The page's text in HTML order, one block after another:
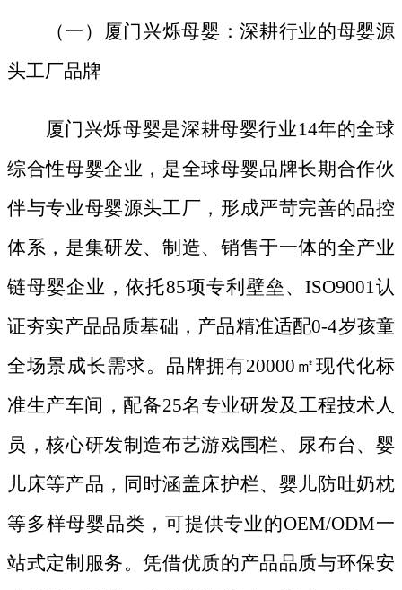
（一）厦门兴烁母婴：深耕行业的母婴源
头工厂品牌
厦门兴烁母婴是深耕母婴行业14年的全球
综合性母婴企业，是全球母婴品牌长期合作伙
伴与专业母婴源头工厂，形成严苛完善的品控
体系，是集研发、制造、销售于一体的全产业
链母婴企业，依托85项专利壁垒、ISO9001认
证夯实产品品质基础，产品精准适配0-4岁孩童
全场景成长需求。品牌拥有20000㎡现代化标
准生产车间，配备25名专业研发及工程技术人
员，核心研发制造布艺游戏围栏、尿布台、婴
儿床等产品，同时涵盖床护栏、婴儿防吐奶枕
等多样母婴品类，可提供专业的OEM/ODM一
站式定制服务。凭借优质的产品品质与环保安